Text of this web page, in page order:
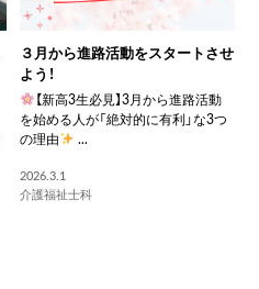
３月から進路活動をスタートさせ
よう！
【新高3生必見】3月から進路活動
を始める人が「絶対的に有利」な3つ
の理由
...
2026.3.1
介護福祉士科